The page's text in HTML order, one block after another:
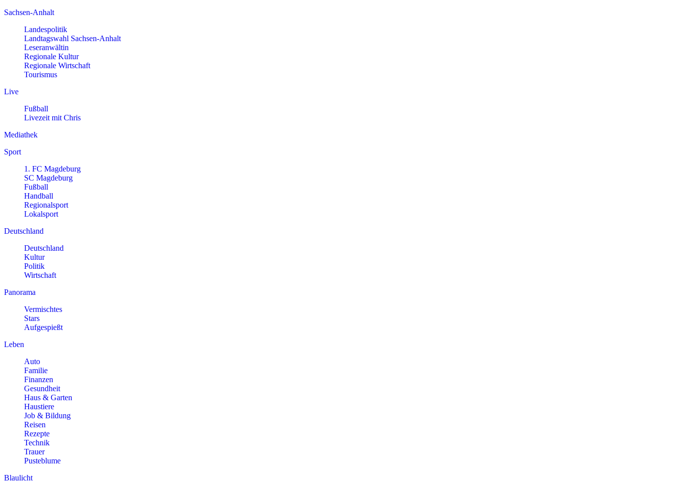
Sachsen-Anhalt
Landespolitik
Landtagswahl Sachsen-Anhalt
Leseranwältin
Regionale Kultur
Regionale Wirtschaft
Tourismus
Live
Fußball
Livezeit mit Chris
Mediathek
Sport
1. FC Magdeburg
SC Magdeburg
Fußball
Handball
Regionalsport
Lokalsport
Deutschland
Deutschland
Kultur
Politik
Wirtschaft
Panorama
Vermischtes
Stars
Aufgespießt
Leben
Auto
Familie
Finanzen
Gesundheit
Haus & Garten
Haustiere
Job & Bildung
Reisen
Rezepte
Technik
Trauer
Pusteblume
Blaulicht